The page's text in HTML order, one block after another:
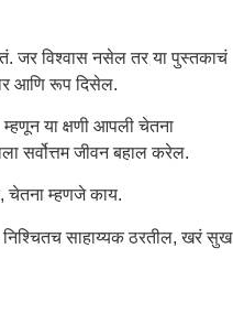
विश्वास नसेल तर या पुस्तकाचं
आणि रूप दिसेल.
या क्षणी आपली चेतना
सर्वोत्तम जीवन बहाल करेल.
चेतना म्हणजे काय.
निश्चितच साहाय्यक ठरतील, खरं सुख